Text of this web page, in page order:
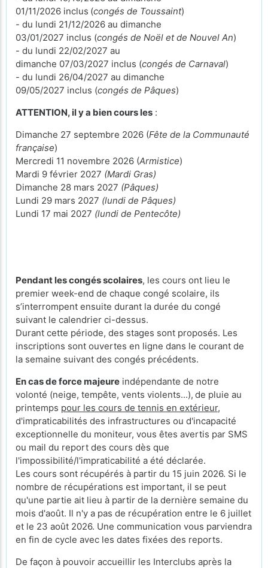
01/11/2026 inclus (congés de Toussaint)
- du lundi 21/12/2026 au dimanche
03/01/2027 inclus (congés de Noël et de Nouvel An)
- du lundi 22/02/2027 au
dimanche 07/03/2027 inclus (congés de Carnaval)
- du lundi 26/04/2027 au dimanche
09/05/2027 inclus (congés de Pâques)
ATTENTION, il y a bien cours les :
Dimanche 27 septembre 2026 (Fête de la Communauté
française)
Mercredi 11 novembre 2026 (Armistice)
Mardi 9 février 2027 (Mardi Gras)
Dimanche 28 mars 2027 (Pâques)
Lundi 29 mars 2027 (lundi de Pâques)
Lundi 17 mai 2027 (lundi de Pentecôte)
Pendant les congés scolaires, les cours ont lieu le
premier week-end de chaque congé scolaire, ils
s’interrompent ensuite durant la durée du congé
suivant le calendrier ci-dessus.
Durant cette période, des stages sont proposés. Les
inscriptions sont ouvertes en ligne dans le courant de
la semaine suivant des congés précédents.
En cas de force majeure indépendante de notre
volonté (neige, tempête, vents violents...), de pluie au
printemps pour les cours de tennis en extérieur,
d'impraticabilités des infrastructures ou d'incapacité
exceptionnelle du moniteur, vous êtes avertis par SMS
ou mail du report des cours dès que
l'impossibilité/l'impraticabilité a été déclarée.
Les cours sont récupérés à partir du 15 juin 2026. Si le
nombre de récupérations est important, il se peut
qu'une partie ait lieu à partir de la dernière semaine du
mois d'août. Il n'y a pas de récupération entre le 6 juillet
et le 23 août 2026. Une communication vous parviendra
en fin de cycle avec les dates fixées des reports.
De façon à pouvoir accueillir les Interclubs après la